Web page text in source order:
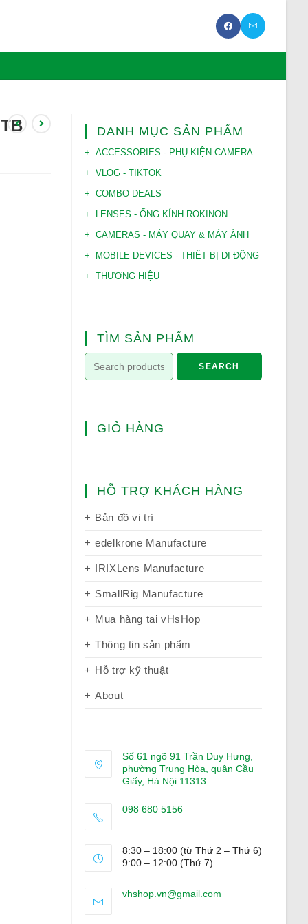
DANH MỤC SẢN PHẨM
ACCESSORIES - PHỤ KIỆN CAMERA
VLOG - TIKTOK
COMBO DEALS
LENSES - ỐNG KÍNH ROKINON
CAMERAS - MÁY QUAY & MÁY ẢNH
MOBILE DEVICES - THIẾT BỊ DI ĐỘNG
THƯƠNG HIỆU
TÌM SẢN PHẨM
SEARCH
GIỎ HÀNG
HỖ TRỢ KHÁCH HÀNG
Bản đồ vị trí
edelkrone Manufacture
IRIXLens Manufacture
SmallRig Manufacture
Mua hàng tại vHsHop
Thông tin sản phẩm
Hỗ trợ kỹ thuật
About
Số 61 ngõ 91 Trần Duy Hưng,
phường Trung Hòa, quận Cầu
Giấy, Hà Nội 11313
098 680 5156
your
8:30 – 18:00 (từ Thứ 2 – Thứ 6)
9:00 – 12:00 (Thứ 7)
vhshop.vn@gmail.comOpens